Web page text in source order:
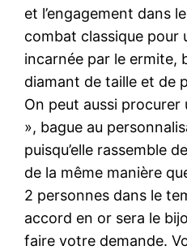
et l’engagement dans
combat classique pour
incarnée par le ermite,
diamant de taille et de
On peut aussi
», bague au
puisqu’elle rassemble
de la même manière
2 personnes dans le
accord en or sera le
faire votre demande.